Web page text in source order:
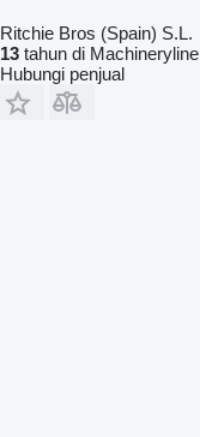
Ritchie Bros (Spain) S.L.
13 tahun di Machineryline
Hubungi penjual